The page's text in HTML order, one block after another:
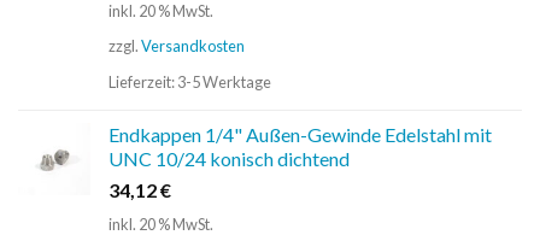
inkl. 20 % MwSt.
zzgl.Versandkosten
Lieferzeit:3-5 Werktage
Endkappen 1/4" Außen-Gewinde Edelstahl mit
UNC 10/24 konisch dichtend
34,12€
inkl. 20 % MwSt.